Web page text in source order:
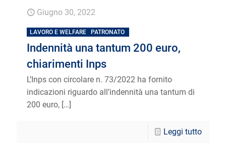
Giugno 30, 2022
LAVORO E WELFARE PATRONATO
Indennità una tantum 200 euro,
chiarimenti Inps
L’Inps con circolare n. 73/2022 ha fornito
indicazioni riguardo all’indennità una tantum di
200 euro, […]
Leggi tutto